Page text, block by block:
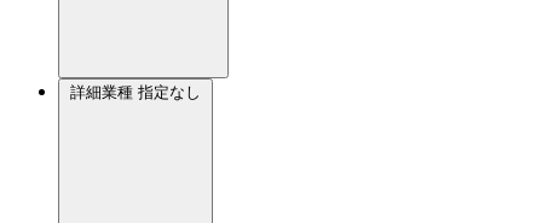
詳細業種 指定なし